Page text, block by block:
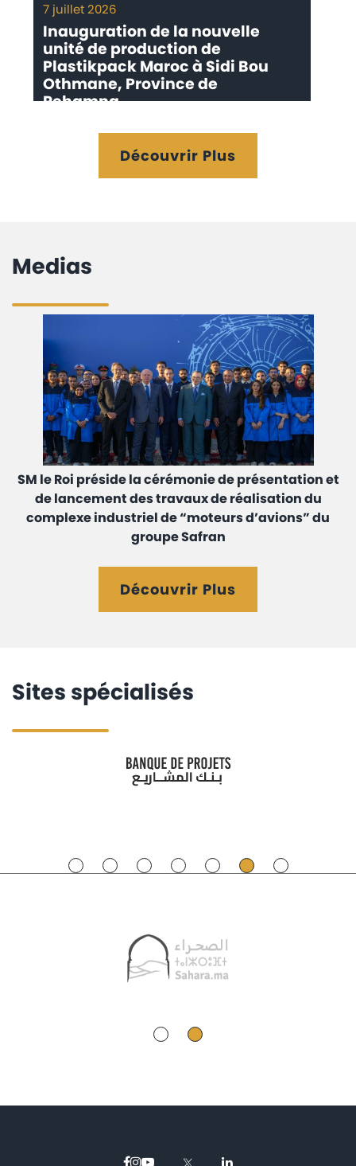
7 juillet 2026
Inauguration de la nouvelle
unité de production de
Plastikpack Maroc à Sidi Bou
Othmane, Province de
Rehamna
Découvrir Plus
Medias
SM le Roi préside la cérémonie de présentation et
de lancement des travaux de réalisation du
complexe industriel de “moteurs d’avions” du
groupe Safran
Découvrir Plus
Sites spécialisés